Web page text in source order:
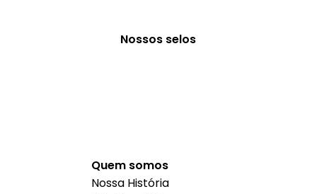
Quem somos
Nossa História
Nossos selos